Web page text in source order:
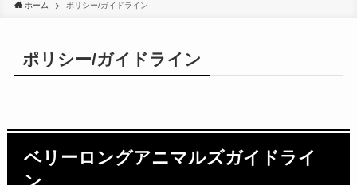
ホーム ポリシー/ガイドライン
ポリシー/ガイドライン
ベリーロングアニマルズガイドライ